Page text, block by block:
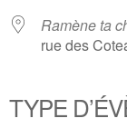
Ramène ta
rue des
TYPE